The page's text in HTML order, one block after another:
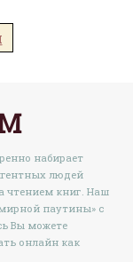
набирает
людей
чтением книг. Наш
паутины» с
Вы можете
онлайн как